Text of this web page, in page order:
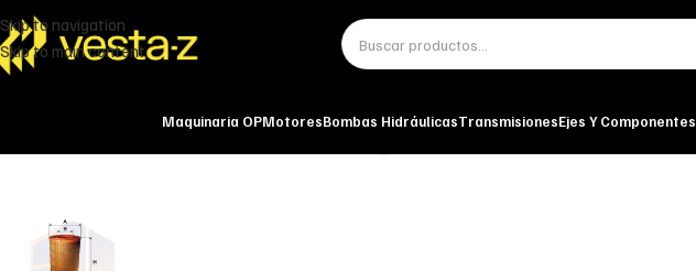
Skip to navigation
Skip to main content
Maquinaria OPMotoresBombas HidráulicasTransmisionesEjes Y Componentes